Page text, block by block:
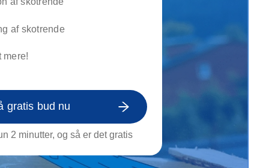
af tagrende
rengøring
af skotrende
mere!
gratis bud nu
2 minutter, og så er det gratis